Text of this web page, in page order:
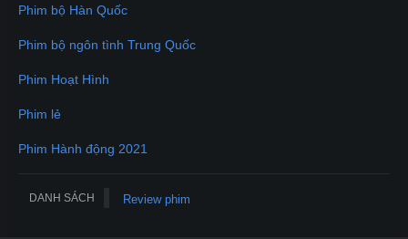
Phim bộ Hàn Quốc
Phim bộ ngôn tình Trung Quốc
Phim Hoạt Hình
Phim lẻ
Phim Hành động 2021
DANH SÁCH Review phim